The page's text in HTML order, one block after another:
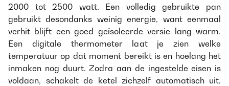
2000 tot 2500 watt. Een volledig gebruikte pan
gebruikt desondanks weinig energie, want eenmaal
verhit blijft een goed geïsoleerde versie lang warm.
Een digitale thermometer laat je zien welke
temperatuur op dat moment bereikt is en hoelang het
inmaken nog duurt. Zodra aan de ingestelde eisen is
voldaan, schakelt de ketel zichzelf automatisch uit.